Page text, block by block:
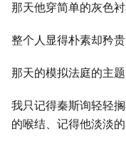
那天他穿简单的灰色
整个人显得朴素却矜贵
那天的模拟法庭的主
我只记得秦斯询轻轻
的喉结、记得他淡淡的